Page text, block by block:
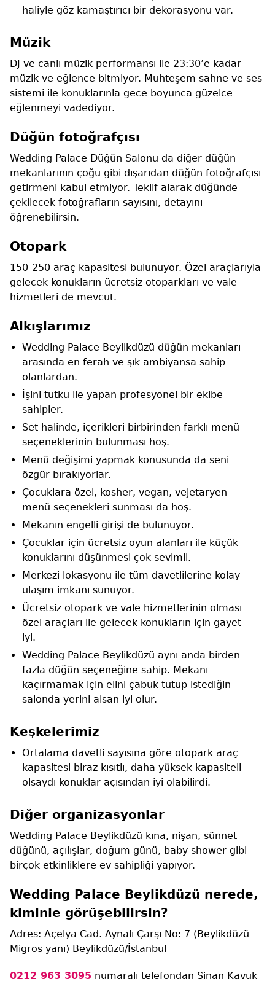
haliyle göz kamaştırıcı bir dekorasyonu var.
Müzik
DJ ve canlı müzik performansı ile 23:30’e kadar
müzik ve eğlence bitmiyor. Muhteşem sahne ve ses
sistemi ile konuklarınla gece boyunca güzelce
eğlenmeyi vadediyor.
Düğün fotoğrafçısı
Wedding Palace Düğün Salonu da diğer düğün
mekanlarının çoğu gibi dışarıdan düğün fotoğrafçısı
getirmeni kabul etmiyor. Teklif alarak düğünde
çekilecek fotoğrafların sayısını, detayını
öğrenebilirsin.
Otopark
150-250 araç kapasitesi bulunuyor. Özel araçlarıyla
gelecek konukların ücretsiz otoparkları ve vale
hizmetleri de mevcut.
Alkışlarımız
Wedding Palace Beylikdüzü düğün mekanları
arasında en ferah ve şık ambiyansa sahip
olanlardan.
İşini tutku ile yapan profesyonel bir ekibe
sahipler.
Set halinde, içerikleri birbirinden farklı menü
seçeneklerinin bulunması hoş.
Menü değişimi yapmak konusunda da seni
özgür bırakıyorlar.
Çocuklara özel, kosher, vegan, vejetaryen
menü seçenekleri sunması da hoş.
Mekanın engelli girişi de bulunuyor.
Çocuklar için ücretsiz oyun alanları ile küçük
konuklarını düşünmesi çok sevimli.
Merkezi lokasyonu ile tüm davetlilerine kolay
ulaşım imkanı sunuyor.
Ücretsiz otopark ve vale hizmetlerinin olması
özel araçları ile gelecek konukların için gayet
iyi.
Wedding Palace Beylikdüzü aynı anda birden
fazla düğün seçeneğine sahip. Mekanı
kaçırmamak için elini çabuk tutup istediğin
salonda yerini alsan iyi olur.
Keşkelerimiz
Ortalama davetli sayısına göre otopark araç
kapasitesi biraz kısıtlı, daha yüksek kapasiteli
olsaydı konuklar açısından iyi olabilirdi.
Diğer organizasyonlar
Wedding Palace Beylikdüzü kına, nişan, sünnet
düğünü, açılışlar, doğum günü, baby shower gibi
birçok etkinliklere ev sahipliği yapıyor.
Wedding Palace Beylikdüzü nerede,
kiminle görüşebilirsin?
Adres: Açelya Cad. Aynalı Çarşı No: 7 (Beylikdüzü
Migros yanı) Beylikdüzü/İstanbul
0212 963 3095 numaralı telefondan Sinan Kavuk